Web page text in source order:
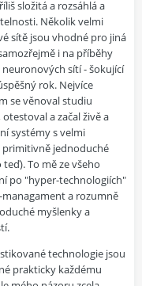
složitá a rozsáhlá a
Několik velmi
sítě jsou vhodné pro jiná
i na příběhy
sítí - šokující
rok. Nejvíce
se věnoval studiu
a začal živě a
systémy s velmi
primitivně jednoduché
To mě ze všeho
po "hyper-technologiích"
a rozumně
myšlenky a
technologie jsou
prakticky každému